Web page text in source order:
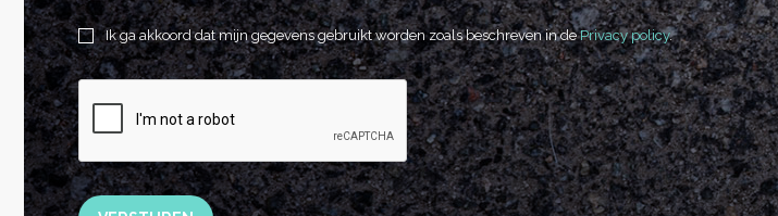
Ik ga akkoord dat mijn gegevens gebruikt worden zoals beschreven in dePrivacy policy.